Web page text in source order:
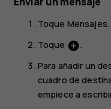
2.1 Toque Mensajes.
Toque add_circle.
Para añadir un
cuadro de
empiece a